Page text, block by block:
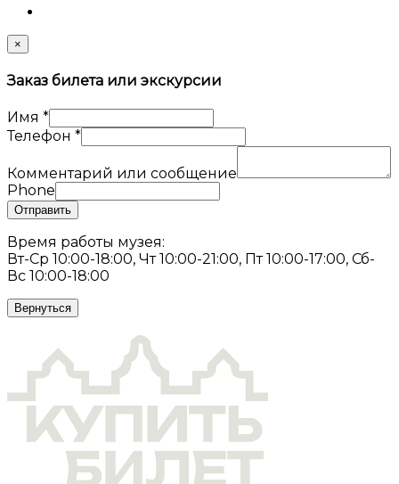
×
Заказ билета или экскурсии
Имя *
Телефон *
Комментарий или сообщение
Phone
Отправить
Время работы музея:
Вт-Ср 10:00-18:00, Чт 10:00-21:00, Пт 10:00-17:00, Сб-
Вс 10:00-18:00
Вернуться